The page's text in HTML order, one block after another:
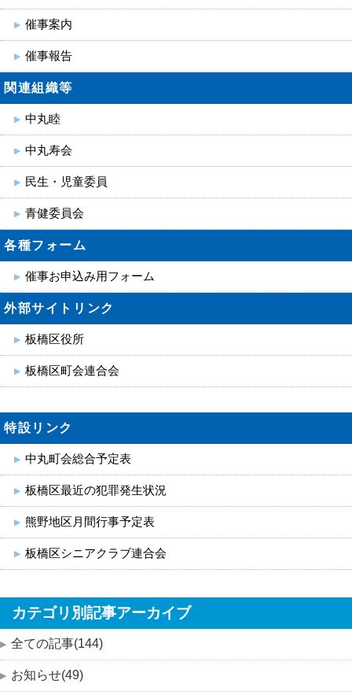
催事案内
催事報告
関連組織等
中丸睦
中丸寿会
民生・児童委員
青健委員会
各種フォーム
催事お申込み用フォーム
外部サイトリンク
板橋区役所
板橋区町会連合会
特設リンク
中丸町会総合予定表
板橋区最近の犯罪発生状況
熊野地区月間行事予定表
板橋区シニアクラブ連合会
カテゴリ別記事アーカイブ
全ての記事(144)
お知らせ(49)